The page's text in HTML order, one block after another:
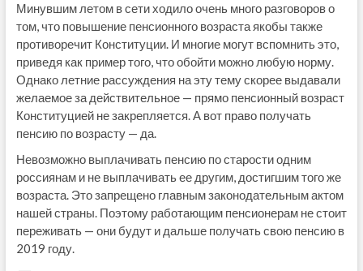
Минувшим летом в сети ходило очень много разговоров о
том, что повышение пенсионного возраста якобы также
противоречит Конституции. И многие могут вспомнить это,
приведя как пример того, что обойти можно любую норму.
Однако летние рассуждения на эту тему скорее выдавали
желаемое за действительное — прямо пенсионный возраст
Конституцией не закрепляется. А вот право получать
пенсию по возрасту — да.
Невозможно выплачивать пенсию по старости одним
россиянам и не выплачивать ее другим, достигшим того же
возраста. Это запрещено главным законодательным актом
нашей страны. Поэтому работающим пенсионерам не стоит
переживать — они будут и дальше получать свою пенсию в
2019 году.